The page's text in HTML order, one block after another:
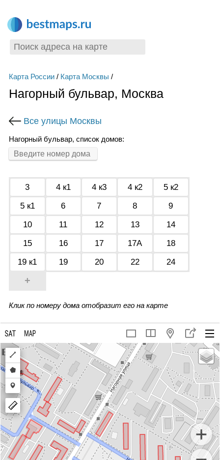
Карта России/ Карта Москвы /
Нагорный бульвар, Москва
Все улицы Москвы
Нагорный бульвар, список домов:
3 4 к1 4 к3 4 к2
5 к2
5 к1
6 7 8
9
10
11 12 13
14
15
16 17 17А
18
19 к1
19 20 22 24
+
Клик по номеру дома отобразит его на карте
Draw
a
polyline
Draw
a
polygon
Draw
a
marker